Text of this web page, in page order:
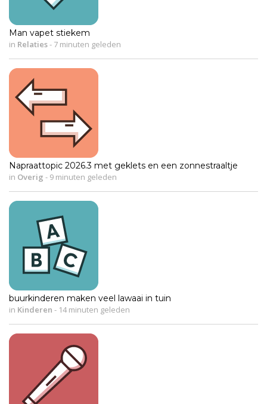
Man vapet stiekem
in Relaties- 7 minuten geleden
Napraattopic 2026.3 met geklets en een zonnestraaltje
in Overig - 9 minuten geleden
buurkinderen maken veel lawaai in tuin
in Kinderen - 14 minuten geleden